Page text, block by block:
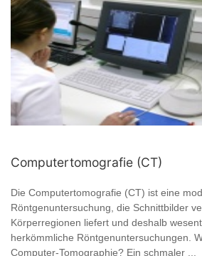
Computertomografie (CT)
Die Computertomografie (CT) ist eine
Röntgenuntersuchung, die Schnittbilder
Körperregionen liefert und deshalb
herkömmliche Röntgenuntersuchungen.
Computer-Tomographie? Ein schmaler ...